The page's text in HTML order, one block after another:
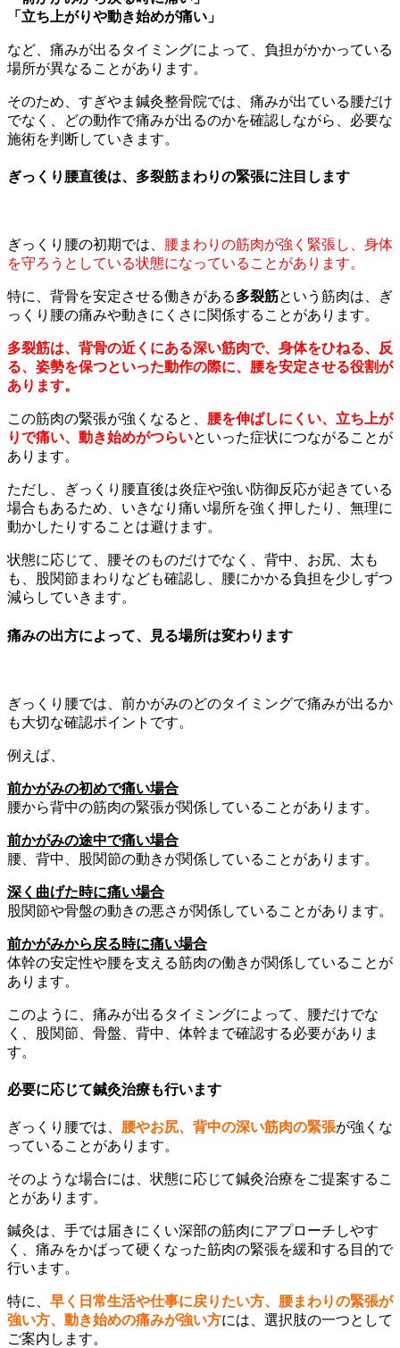
「立ち上がりや動き始めが痛い」
など、痛みが出るタイミングによって、負担がかかっている
場所が異なることがあります。
そのため、すぎやま鍼灸整骨院では、痛みが出ている腰だけ
でなく、どの動作で痛みが出るのかを確認しながら、必要な
施術を判断していきます。
ぎっくり腰直後は、多裂筋まわりの緊張に注目します
ぎっくり腰の初期では、 腰まわりの筋肉が強く緊張し、身体
を守ろうとしている状態になっていることがあります。
特に、背骨を安定させる働きがある多裂筋という筋肉は、ぎ
っくり腰の痛みや動きにくさに関係することがあります。
多裂筋は、背骨の近くにある深い筋肉で、身体をひねる、反
る、姿勢を保つといった動作の際に、腰を安定させる役割が
あります。
この筋肉の緊張が強くなると、 腰を伸ばしにくい、立ち上が
りで痛い、動き始めがつらいといった症状につながることが
あります。
ただし、ぎっくり腰直後は炎症や強い防御反応が起きている
場合もあるため、いきなり痛い場所を強く押したり、無理に
動かしたりすることは避けます。
状態に応じて、腰そのものだけでなく、背中、お尻、太も
も、股関節まわりなども確認し、腰にかかる負担を少しずつ
減らしていきます。
痛みの出方によって、見る場所は変わります
ぎっくり腰では、前かがみのどのタイミングで痛みが出るか
も大切な確認ポイントです。
例えば、
前かがみの初めで痛い場合
腰から背中の筋肉の緊張が関係していることがあります。
前かがみの途中で痛い場合
腰、背中、股関節の動きが関係していることがあります。
深く曲げた時に痛い場合
股関節や骨盤の動きの悪さが関係していることがあります。
前かがみから戻る時に痛い場合
体幹の安定性や腰を支える筋肉の働きが関係していることが
あります。
このように、痛みが出るタイミングによって、腰だけでな
く、股関節、骨盤、背中、体幹まで確認する必要がありま
す。
必要に応じて鍼灸治療も行います
ぎっくり腰では、 腰やお尻、背中の深い筋肉の緊張が強くな
っていることがあります。
そのような場合には、状態に応じて鍼灸治療をご提案するこ
とがあります。
鍼灸は、手では届きにくい深部の筋肉にアプローチしやす
く、痛みをかばって硬くなった筋肉の緊張を緩和する目的で
行います。
特に、 早く日常生活や仕事に戻りたい方、腰まわりの緊張が
強い方、動き始めの痛みが強い方には、選択肢の一つとして
ご案内します。